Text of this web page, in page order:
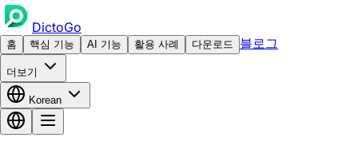
DictoGo
홈 핵심 기능 AI 기능 활용 사례 다운로드 블로그
더보기
Korean